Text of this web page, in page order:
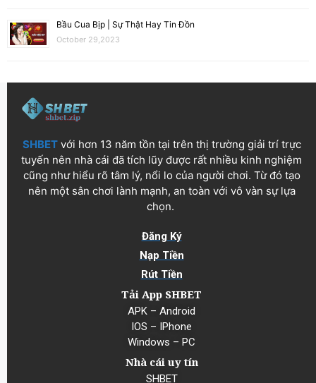
Bầu Cua Bịp | Sự Thật Hay Tin Đồn
October 29,2023
SHBETvới hơn 13 năm tồn tại trên thị trường giải trí trực
tuyến nên nhà cái đã tích lũy được rất nhiều kinh nghiệm
cũng như hiểu rõ tâm lý, nổi lo của người chơi. Từ đó tạo
nên một sân chơi lành mạnh, an toàn với vô vàn sự lựa
chọn.
Đăng Ký
Nạp Tiền
Rút Tiền
Tải App SHBET
APK – Android
IOS – IPhone
Windows – PC
Nhà cái uy tín
SHBET